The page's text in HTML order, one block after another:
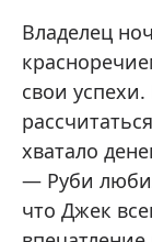
Владелец
свои
хватало
— Руби
что Джек